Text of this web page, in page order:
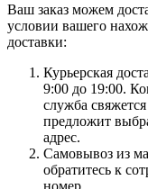
Ваш заказ можем
условии вашего
доставки:
Курьерская
9:00 до 19:00.
служба
предложит
адрес.
Самовывоз из
обратитесь к
номер.